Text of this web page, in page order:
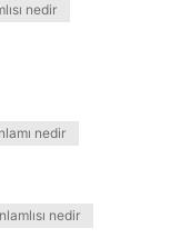
nedir
nedir
nedir